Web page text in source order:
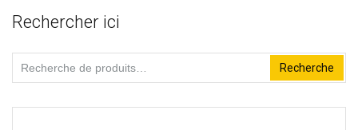
Rechercher ici
Recherche
pour :
Recherche